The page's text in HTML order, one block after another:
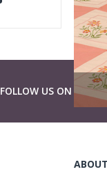
FOLLOW US ON